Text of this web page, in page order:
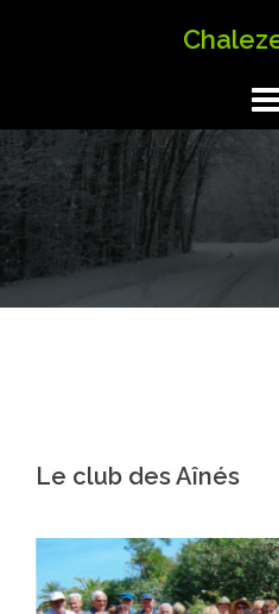
Le club des Aînés